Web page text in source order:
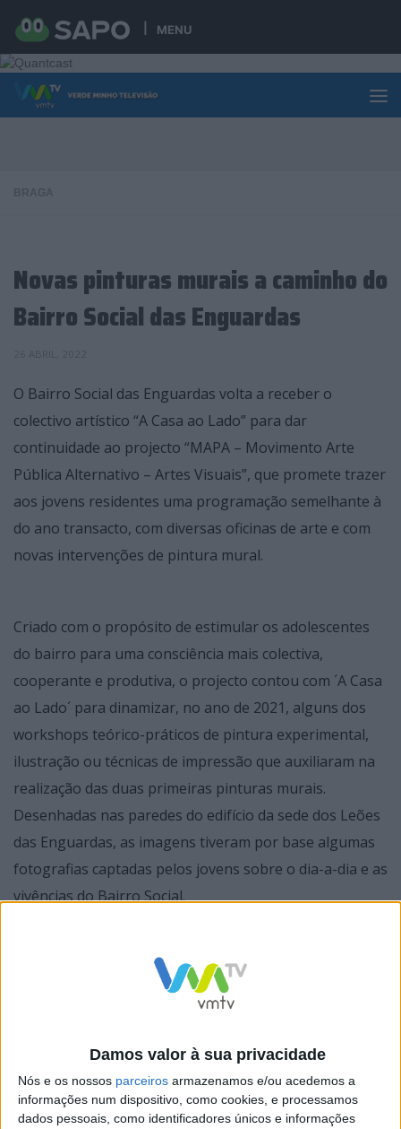
MENU
Damos valor à sua privacidade
Nós e os nossos parceiros armazenamos e/ou acedemos a
informações num dispositivo, como cookies, e processamos
dados pessoais, como identificadores únicos e informações
Skip to content
Novas pinturas murais a caminho do
Bairro Social das Enguardas
O Bairro Social das Enguardas volta a receber o
colectivo artístico “A Casa ao Lado” para dar
continuidade ao projecto “MAPA – Movimento Arte
Pública Alternativo – Artes Visuais”, que promete trazer
aos jovens residentes uma programação semelhante à
do ano transacto, com diversas oficinas de arte e com
novas intervenções de pintura mural.
Criado com o propósito de estimular os adolescentes
do bairro para uma consciência mais colectiva,
cooperante e produtiva, o projecto contou com ´A Casa
ao Lado´ para dinamizar, no ano de 2021, alguns dos
workshops teórico-práticos de pintura experimental,
ilustração ou técnicas de impressão que auxiliaram na
realização das duas primeiras pinturas murais.
Desenhadas nas paredes do edifício da sede dos Leões
das Enguardas, as imagens tiveram por base algumas
fotografias captadas pelos jovens sobre o dia-a-dia e as
vivências do Bairro Social.